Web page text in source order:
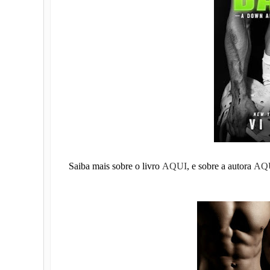
Saiba mais sobre o livro AQUI, e sobre a autora